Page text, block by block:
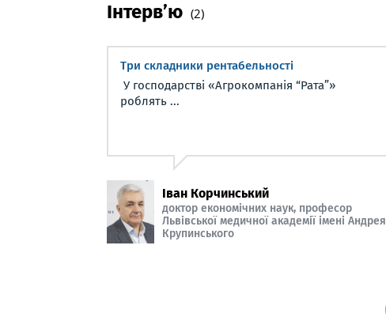
Інтерв’ю (2)
Три складники рентабельності
У господарстві «Агрокомпанія “Рата”»
роблять ...
Іван Корчинський
доктор економічних наук, професор
Львівської медичної академії імені Андрея
Крупинського